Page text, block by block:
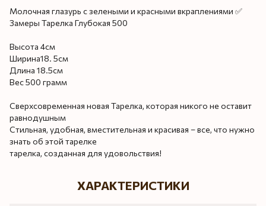
Молочная глазурь с зелеными и красными вкраплениями ✅
Замеры Тарелка Глубокая 500
Высота 4см
Ширина18. 5см
Длина 18.5см
Вес 500 грамм
Сверхсовременная новая Тарелка, которая никого не оставит
равнодушным
Стильная, удобная, вместительная и красивая – все, что нужно
знать об этой тарелке
тарелка, созданная для удовольствия!
ХАРАКТЕРИСТИКИ